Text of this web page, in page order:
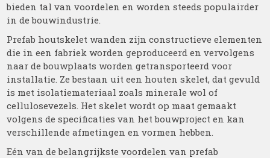
bieden tal van voordelen en worden steeds populairder
in de bouwindustrie.
Prefab houtskelet wanden zijn constructieve elementen
die in een fabriek worden geproduceerd en vervolgens
naar de bouwplaats worden getransporteerd voor
installatie. Ze bestaan uit een houten skelet, dat gevuld
is met isolatiemateriaal zoals minerale wol of
cellulosevezels. Het skelet wordt op maat gemaakt
volgens de specificaties van het bouwproject en kan
verschillende afmetingen en vormen hebben.
Eén van de belangrijkste voordelen van prefab